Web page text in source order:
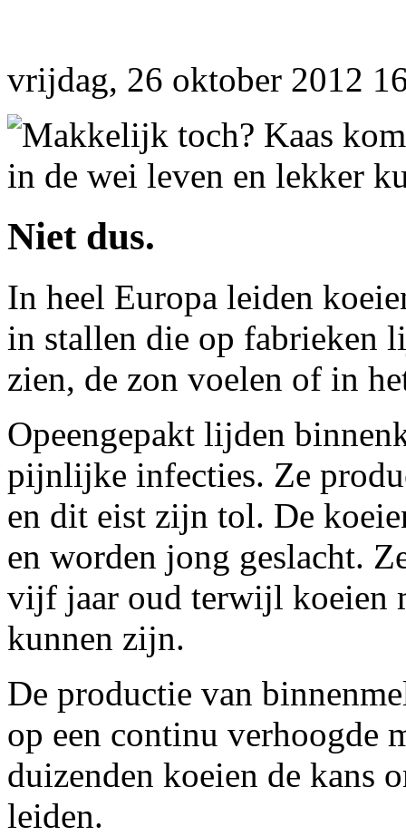
vrijdag, 26 oktober 2012
Makkelijk toch? Kaas
in de wei leven en lekker
Niet dus.
In heel Europa leiden
in stallen die op fabrieken
zien, de zon voelen of in
Opeengepakt lijden
pijnlijke infecties. Ze
en dit eist zijn tol. De
en worden jong geslacht.
vijf jaar oud terwijl koeien
kunnen zijn.
De productie van
op een continu verhoogde
duizenden koeien de kans
leiden.